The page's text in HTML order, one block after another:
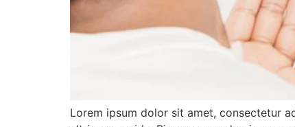
Lorem ipsum dolor sit amet, consectetur